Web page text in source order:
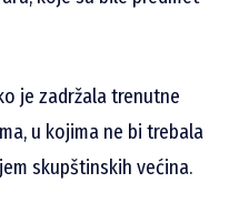
je zadržala trenutne
u kojima ne bi trebala
skupštinskih većina.